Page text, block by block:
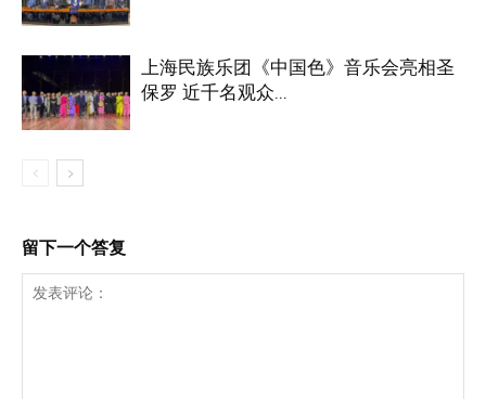
上海民族乐团《中国色》音乐会亮相圣
保罗 近千名观众...
留下一个答复